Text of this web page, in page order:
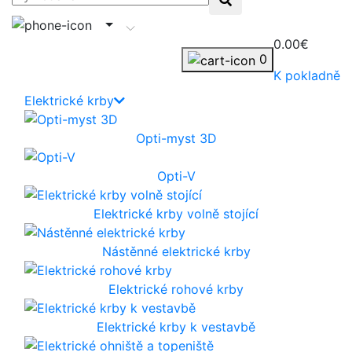
0
0.00€
K pokladně
Elektrické krby
Opti-myst 3D
Opti-V
Elektrické krby volně stojící
Nástěnné elektrické krby
Elektrické rohové krby
Elektrické krby k vestavbě